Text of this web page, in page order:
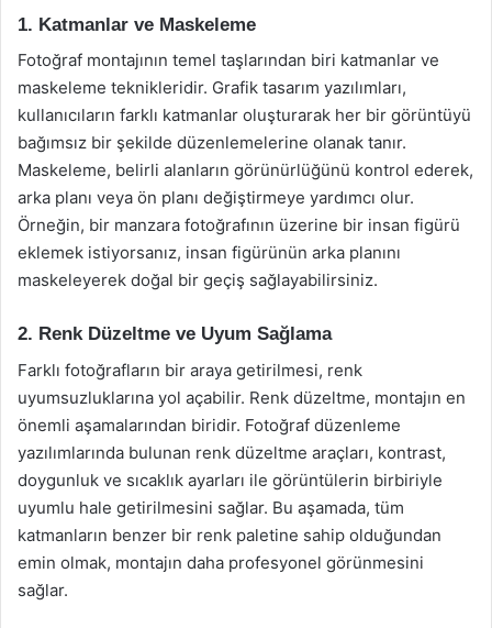
1. Katmanlar ve Maskeleme
Fotoğraf montajının temel taşlarından biri katmanlar ve
maskeleme teknikleridir. Grafik tasarım yazılımları,
kullanıcıların farklı katmanlar oluşturarak her bir görüntüyü
bağımsız bir şekilde düzenlemelerine olanak tanır.
Maskeleme, belirli alanların görünürlüğünü kontrol ederek,
arka planı veya ön planı değiştirmeye yardımcı olur.
Örneğin, bir manzara fotoğrafının üzerine bir insan figürü
eklemek istiyorsanız, insan figürünün arka planını
maskeleyerek doğal bir geçiş sağlayabilirsiniz.
2. Renk Düzeltme ve Uyum Sağlama
Farklı fotoğrafların bir araya getirilmesi, renk
uyumsuzluklarına yol açabilir. Renk düzeltme, montajın en
önemli aşamalarından biridir. Fotoğraf düzenleme
yazılımlarında bulunan renk düzeltme araçları, kontrast,
doygunluk ve sıcaklık ayarları ile görüntülerin birbiriyle
uyumlu hale getirilmesini sağlar. Bu aşamada, tüm
katmanların benzer bir renk paletine sahip olduğundan
emin olmak, montajın daha profesyonel görünmesini
sağlar.